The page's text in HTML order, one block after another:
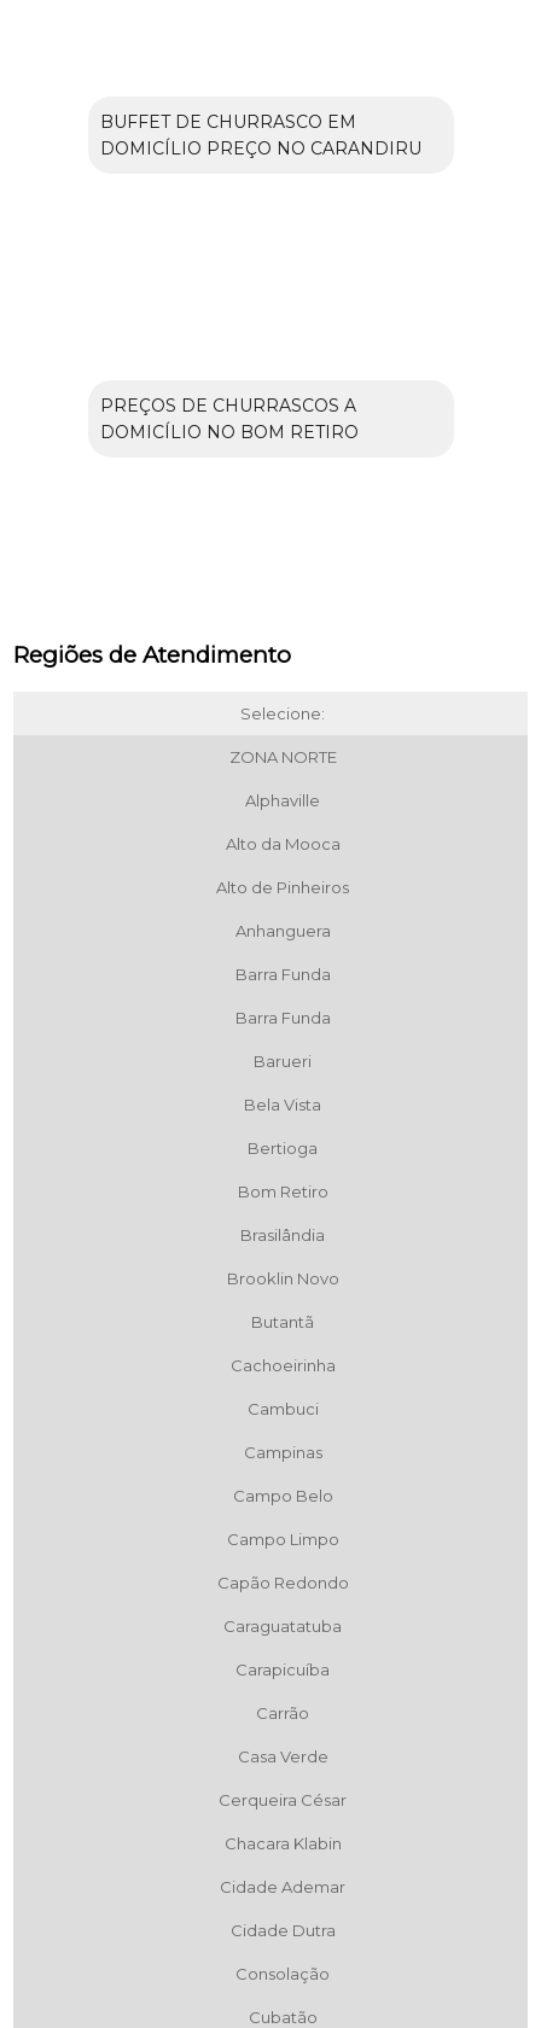
BUFFET DE CHURRASCO EM
DOMICÍLIO PREÇO NO CARANDIRU
PREÇOS DE CHURRASCOS A
DOMICÍLIO NO BOM RETIRO
Regiões de Atendimento
Selecione:
ZONA NORTE
Alphaville
Alto da Mooca
Alto de Pinheiros
Anhanguera
Barra Funda
Barra Funda
Barueri
Bela Vista
Bertioga
Bom Retiro
Brasilândia
Brooklin Novo
Butantã
Cachoeirinha
Cambuci
Campinas
Campo Belo
Campo Limpo
Capão Redondo
Caraguatatuba
Carapicuíba
Carrão
Casa Verde
Cerqueira César
Chacara Klabin
Cidade Ademar
Cidade Dutra
Consolação
Cubatão